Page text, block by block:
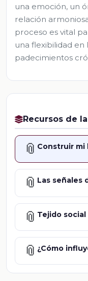
una emoción, un
relación
proceso es vital
una flexibilidad en
padecimientos
Recursos de
📎 Construir mi
📎 Las señales
📎 Tejido social
📎 ¿Cómo